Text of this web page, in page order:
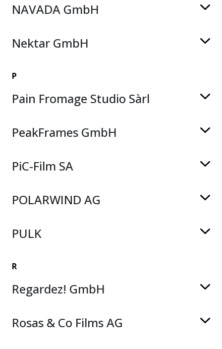
NAVADA GmbH
Nektar GmbH
P
Pain Fromage Studio Sàrl
PeakFrames GmbH
PiC-Film SA
POLARWIND AG
PULK
R
Regardez! GmbH
Rosas & Co Films AG